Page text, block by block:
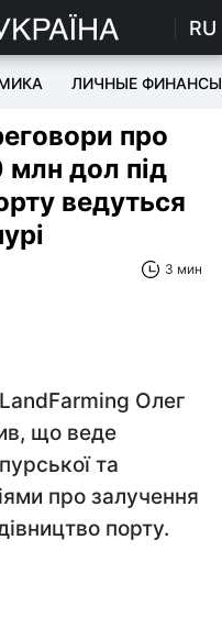
RU
ЛИЧНЫЕ ФИНАНСЫ
про
млн дол під
ведуться
3 мин
Олег
що веде
та
про залучення
порту.